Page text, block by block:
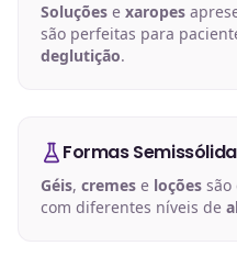
Soluções e xaropes
são perfeitas para
deglutição.
Formas
Géis, cremes e loções são
com diferentes níveis de